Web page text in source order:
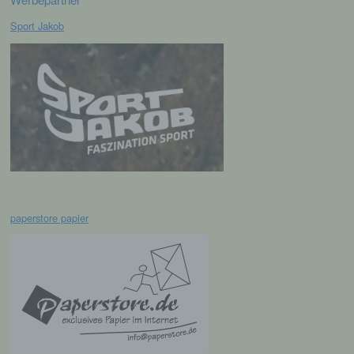
Sport Jakob
paperstore papier
Verknüpfung, die Einschränkung, das
Einschränkung der Verarbeitung ist die
Markierung gespeicherter
personenbezogener Daten mit dem Ziel, ihre
künftige Verarbeitung einzuschränken.
Verarbeitung personenbezogener Daten, die
darin besteht, dass diese
personenbezogenen Daten verwendet
werden, um bestimmte persönliche Aspekte,
die sich auf eine natürliche Person beziehen,
zu bewerten, insbesondere, um Aspekte
bezüglich Arbeitsleistung, wirtschaftlicher